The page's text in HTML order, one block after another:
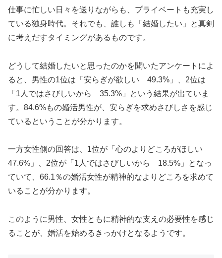
仕事に忙しい日々を送りながらも、プライベートも充実し
ている独身時代。それでも、誰しも「結婚したい」と真剣
に考えだすタイミングがあるものです。
どうして結婚したいと思ったのかを聞いたアンケートによ
ると、男性の1位は「安らぎが欲しい 49.3%」、2位は
「1人ではさびしいから 35.3%」という結果が出ていま
す。84.6%もの婚活男性が、安らぎを求めさびしさを感じ
ているということが分かります。
一方女性側の回答は、1位が「心のよりどころがほしい
47.6%」、2位が「1人ではさびしいから 18.5%」となっ
ていて、66.1％の婚活女性が精神的なよりどころを求めて
いることが分かります。
このように男性、女性ともに精神的な支えの必要性を感じ
ることが、婚活を始めるきっかけとなるようです。